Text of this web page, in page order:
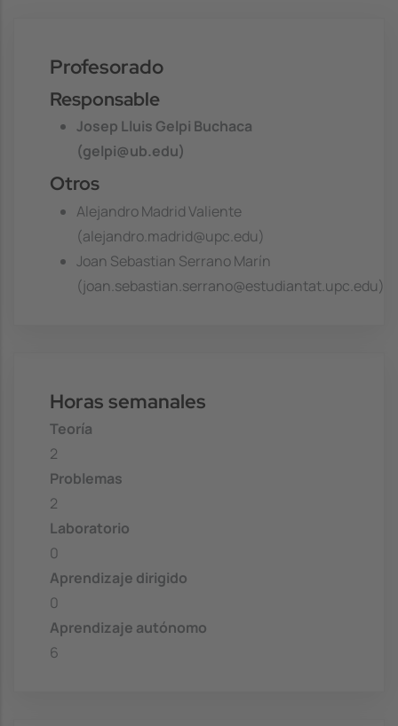
Profesorado
Responsable
Josep Lluis Gelpi Buchaca
(gelpi@ub.edu)
Otros
Alejandro Madrid Valiente
(alejandro.madrid@upc.edu)
Joan Sebastian Serrano Marín
(joan.sebastian.serrano@estudiantat.upc.edu)
Horas semanales
Teoría
2
Problemas
2
Laboratorio
0
Aprendizaje dirigido
0
Aprendizaje autónomo
6